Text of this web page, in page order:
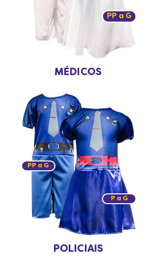
PP a G
MÉDICOS
PP a G
P a G
POLICIAIS